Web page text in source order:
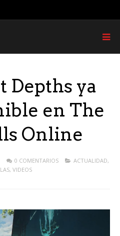
Depths ya
en The
Online
0 COMENTARIOS ACTUALIDAD,
, VIDEOS